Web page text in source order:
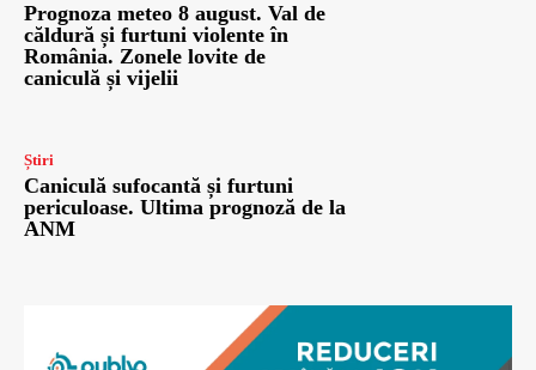
Prognoza meteo 8 august. Val de
căldură și furtuni violente în
România. Zonele lovite de
caniculă și vijelii
Știri
Caniculă sufocantă și furtuni
periculoase. Ultima prognoză de la
ANM